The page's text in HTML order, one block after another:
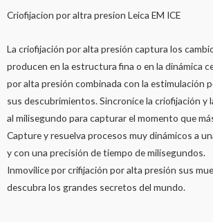
Criofijacion por altra presion Leica EM ICE
La criofijación por alta presión captura los
producen en la estructura fina o en la dinámica
por alta presión combinada con la estimulación
sus descubrimientos. Sincronice la criofijación y
al milisegundo para capturar el momento que
Capture y resuelva procesos muy dinámicos a
y con una precisión de tiempo de milisegundos.
Inmovilice por crifijación por alta presión sus
descubra los grandes secretos del mundo.